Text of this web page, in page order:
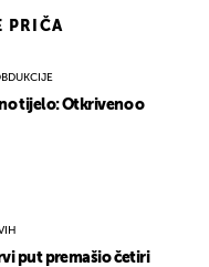
PRIČA
tijelo: Otkriveno o
put premašio četiri